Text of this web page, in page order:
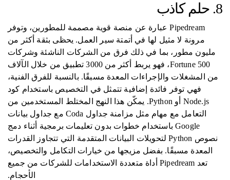
8. حلم كاذب
Pipedream عبارة عن منصة قوية مصممة للمطورين، وتوفر
مرونة لا مثيل لها في أتمتة سير العمل. يحظى بثقة أكثر من
مليون مطور، بما في ذلك فرق من الشركات الناشئة وشركات
Fortune 500، فهو يربط أكثر من 3000 تطبيق من خلال الآلاف
من المشغلات والإجراءات المعدة مسبقًا. بالنسبة للفرق الفنية،
فهي توفر فائدة إضافية تتمثل في التخصيص باستخدام كود
Node.js أو Python. يمكّن هذا النهج المختلط المستخدمين من
التعامل مع مهام مثل مزامنة جداول Coda مع جداول بيانات
Google باستخدام خطوات بدون تعليمات برمجية أثناء دمج
نصوص Python لتحويلات البيانات المتقدمة التي تتجاوز القدرات
المعدة مسبقًا. بفضل مزيجها من خيارات التكامل والتخصيص،
تعد Pipedream أداة متعددة الاستخدامات للشركات من جميع
الأحجام.